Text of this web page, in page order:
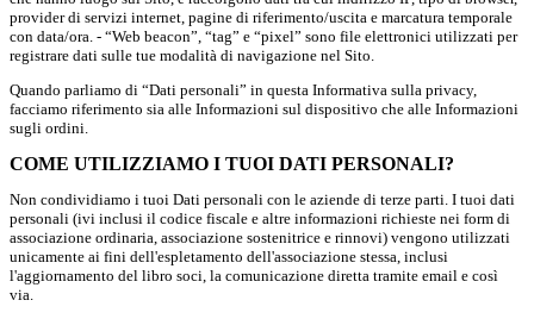
provider di servizi internet, pagine di riferimento/uscita e marcatura temporale
con data/ora. - “Web beacon”, “tag” e “pixel” sono file elettronici utilizzati per
registrare dati sulle tue modalità di navigazione nel Sito.
Quando parliamo di “Dati personali” in questa Informativa sulla privacy,
facciamo riferimento sia alle Informazioni sul dispositivo che alle Informazioni
sugli ordini.
COME UTILIZZIAMO I TUOI DATI PERSONALI?
Non condividiamo i tuoi Dati personali con le aziende di terze parti. I tuoi dati
personali (ivi inclusi il codice fiscale e altre informazioni richieste nei form di
associazione ordinaria, associazione sostenitrice e rinnovi) vengono utilizzati
unicamente ai fini dell'espletamento dell'associazione stessa, inclusi
l'aggiornamento del libro soci, la comunicazione diretta tramite email e così
via.